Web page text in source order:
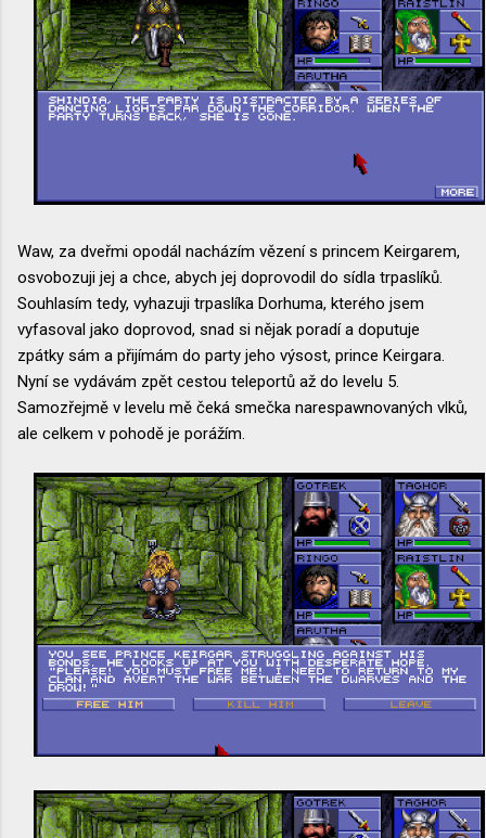
Waw, za dveřmi opodál nacházím vězení s princem Keirgarem,
osvobozuji jej a chce, abych jej doprovodil do sídla trpaslíků.
Souhlasím tedy, vyhazuji trpaslíka Dorhuma, kterého jsem
vyfasoval jako doprovod, snad si nějak poradí a doputuje
zpátky sám a přijímám do party jeho výsost, prince Keirgara.
Nyní se vydávám zpět cestou teleportů až do levelu 5.
Samozřejmě v levelu mě čeká smečka narespawnovaných vlků,
ale celkem v pohodě je porážím.